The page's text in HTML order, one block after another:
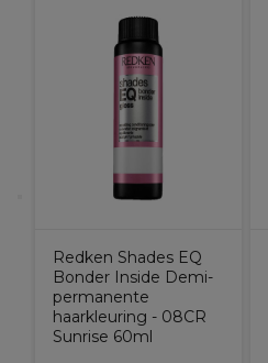
Redken Shades EQ
Bonder Inside Demi-
permanente
haarkleuring - 08CR
Sunrise 60ml